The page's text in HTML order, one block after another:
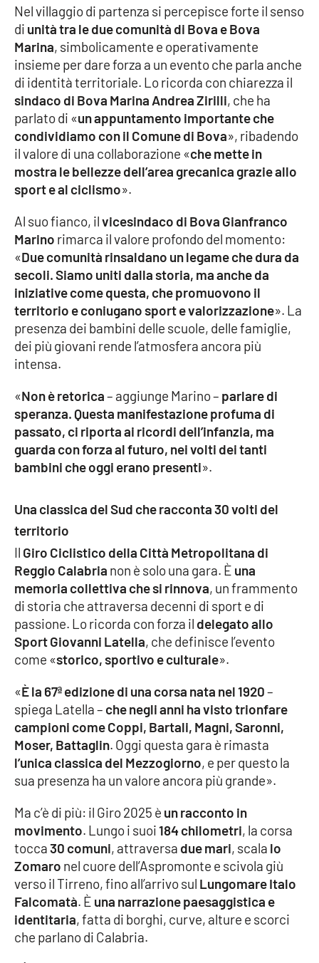
PROGETTI
SPECIALI
Buona Sanità Calabria
LA
CALABRIAVISIONE
Destinazioni
Eventi
Storie
LAC
NETWORK
Lacplay.it
Lactv.it
Laconair.it
Lacitymag.it
Lacapitalenews.it
Ilreggino.it
Cosenzachannel.it
Ilvibonese.it
Catanzarochannel.it
Android
Apple
Nel villaggio di partenza si percepisce forte il senso
di unità tra le due comunità di Bova e Bova
Marina, simbolicamente e operativamente
insieme per dare forza a un evento che parla anche
di identità territoriale. Lo ricorda con chiarezza il
sindaco di Bova Marina Andrea Zirilli, che ha
parlato di «un appuntamento importante che
condividiamo con il Comune di Bova», ribadendo
il valore di una collaborazione «che mette in
mostra le bellezze dell’area grecanica grazie allo
sport e al ciclismo».
Al suo fianco, ilvicesindaco di Bova Gianfranco
Marino rimarca il valore profondo del momento:
«Due comunità rinsaldano un legame che dura da
secoli. Siamo uniti dalla storia, ma anche da
iniziative come questa, che promuovono il
territorio e coniugano sport e valorizzazione». La
presenza dei bambini delle scuole, delle famiglie,
dei più giovani rende l’atmosfera ancora più
intensa.
«Non è retorica– aggiunge Marino – parlare di
speranza. Questa manifestazione profuma di
passato, ci riporta ai ricordi dell’infanzia, ma
guarda con forza al futuro, nei volti dei tanti
bambini che oggi erano presenti».
Una classica del Sud che racconta 30 volti del
territorio
Il Giro Ciclistico della Città Metropolitana di
Reggio Calabria non è solo una gara. È una
memoria collettiva che si rinnova, un frammento
di storia che attraversa decenni di sport e di
passione. Lo ricorda con forza il delegato allo
Sport Giovanni Latella, che definisce l’evento
come «storico, sportivo e culturale».
«È la 67ª edizione di una corsa nata nel 1920–
spiega Latella – che negli anni ha visto trionfare
campioni come Coppi, Bartali, Magni, Saronni,
Moser, Battaglin. Oggi questa gara è rimasta
l’unica classica del Mezzogiorno, e per questo la
sua presenza ha un valore ancora più grande».
Ma c’è di più: il Giro 2025 è un racconto in
movimento. Lungo i suoi184 chilometri, la corsa
tocca30 comuni, attraversa due mari, scala lo
Zomaro nel cuore dell’Aspromonte e scivola giù
verso il Tirreno, fino all’arrivo sul Lungomare Italo
Falcomatà. È una narrazione paesaggistica e
identitaria, fatta di borghi, curve, alture e scorci
che parlano di Calabria.